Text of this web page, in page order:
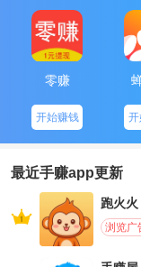
零赚
开始赚钱 开
最近手赚app更新
跑火火
浏览广